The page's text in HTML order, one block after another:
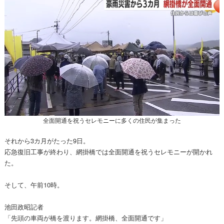
全面開通を祝うセレモニーに多くの住民が集まった
それから3カ月がたった9日。
応急復旧工事が終わり、網掛橋では全面開通を祝うセレモニーが開かれ
た。
そして、午前10時。
池田政昭記者
「先頭の車両が橋を渡ります。網掛橋、全面開通です」